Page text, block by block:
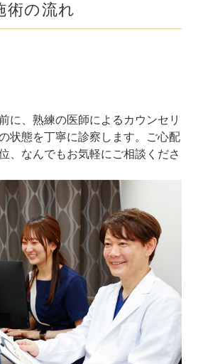
術の流れ
に、熟練の医師によるカウンセリ
状態を丁寧に診察します。ご心配
、なんでもお気軽にご相談くださ